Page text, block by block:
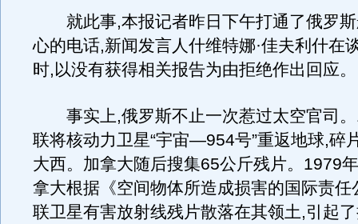
就此事,本报记者昨日下午打通了俄罗斯
心的电话,新闻发言人什维特娜·佳夫利什在
时,以没有获得相关报告为由拒绝作出回应。
事实上,俄罗斯不止一次惹过太空官司。
联将核动力卫星“宇宙—954号”重返地球,碎
大西。加拿大随后搜集65公斤残片。1979
拿大根据《空间物体所造成损害的国际责任
联卫星有害放射线残片散落在其领土,引起